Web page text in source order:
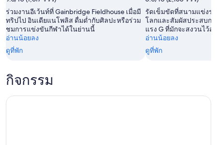
ร่วมงานอีเว้นท์ที่ Gainbridge Fieldhouse เมื่อมี
ทริปไป อินเดียแนโพลิส ดื่มด่ำกับศิลปะหรือร่วม
ชมการแข่งขันกีฬาได้ในย่านนี้
อ่านน้อยลง
ดูที่พัก
รัดเข็มขัดที่สนามแข่งร
โลกและสัมผัสประสบก
แรง G ที่มักจะสงวนไว้
อ่านน้อยลง
ดูที่พัก
กิจกรรม
Wicked Wraiths of White River: ทัวร์ผีอินเดียนาโพลิส